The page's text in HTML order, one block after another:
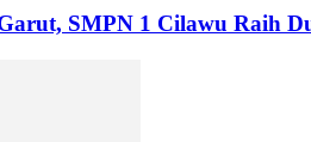
SMPN 1 Cilawu Raih